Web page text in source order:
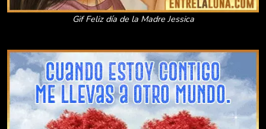
Gif Feliz día de la Madre Jessica